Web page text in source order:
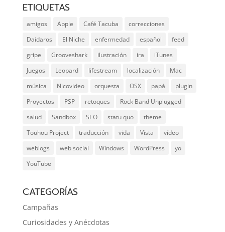
ETIQUETAS
amigos Apple Café Tacuba
correcciones
Daidaros
El Niche enfermedad español
feed
gripe
Grooveshark ilustración ira
iTunes
Juegos
Leopard lifestream localización
Mac
música
Nicovideo orquesta OSX papá
plugin
Proyectos
PSP retoques
Rock Band Unplugged
salud
Sandbox SEO statu quo
theme
Touhou Project
traducción vida Vista
vídeo
weblogs
web social Windows WordPress
yo
YouTube
CATEGORÍAS
Campañas
Curiosidades y Anécdotas